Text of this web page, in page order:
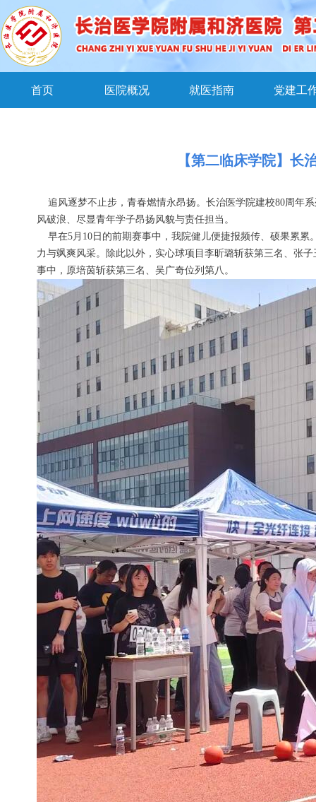
首页 医院概况 就医指南 党建工
【第二临床学院】长
追风逐梦不止步，青春燃情永昂扬。长治医学院建校80周年
风破浪、尽显青年学子昂扬风貌与责任担当。
早在5月10日的前期赛事中，我院健儿便捷报频传、硕果累累
力与飒爽风采。除此以外，实心球项目李昕璐斩获第三名、张
事中，原培茵斩获第三名、吴广奇位列第八。